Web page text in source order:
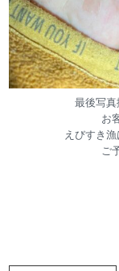
最後写
お
えびすき
ご